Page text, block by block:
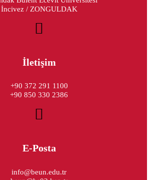
İncivez / ZONGULDAK
İletişim
+90 372 291 1100
+90 850 330 2386
E-Posta
info@beun.edu.tr